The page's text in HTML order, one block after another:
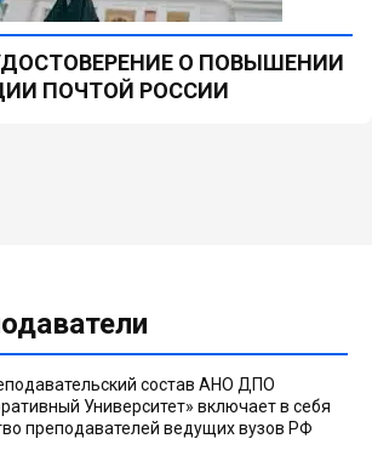
О ПОВЫШЕНИИ
ПОЧТОЙ РОССИИ
состав АНО ДПО
Университет» включает в себя
преподавателей ведущих вузов РФ